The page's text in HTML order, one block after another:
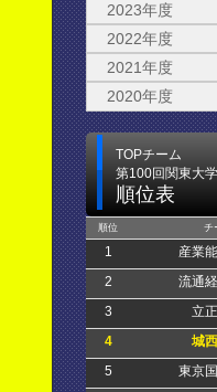
2023年度
2022年度
2021年度
2020年度
TOPチーム
第100回関東大
順位表
順位 チ
1 産業
2 流通
3 立
4 城
5 東京